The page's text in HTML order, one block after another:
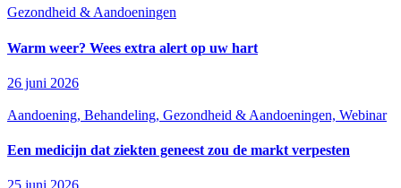
Gezondheid & Aandoeningen
Warm weer? Wees extra alert op uw hart
26 juni 2026
Aandoening, Behandeling, Gezondheid & Aandoeningen, Webinar
Een medicijn dat ziekten geneest zou de markt verpesten